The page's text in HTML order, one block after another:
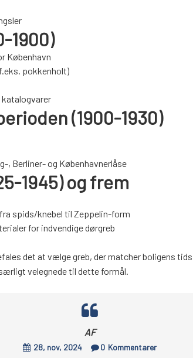
1900)
København
pokkenholt)
(1900-1930)
, Berliner- og Københavnerlåse
1945) og frem
spids/knebel til Zeppelin-form
for indvendige dørgreb
det at vælge greb, der matcher boligens
velegnede til dette formål.
AF
28, nov, 2024 0 Kommentarer